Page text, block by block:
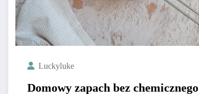
Luckyluke
Domowy zapach bez chemicznego